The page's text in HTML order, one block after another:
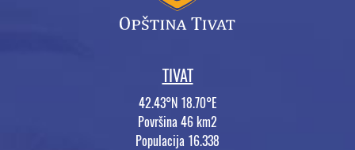
TIVAT
42.43°N 18.70°E
Površina 46 km2
Populacija 16.338